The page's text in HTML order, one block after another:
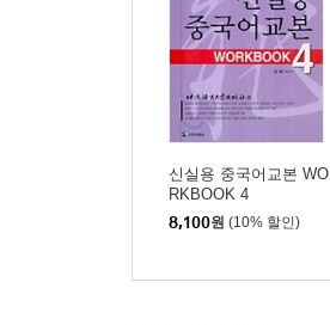
신실용 중국어교본 WO
RKBOOK 4
8,100원 (10% 할인)